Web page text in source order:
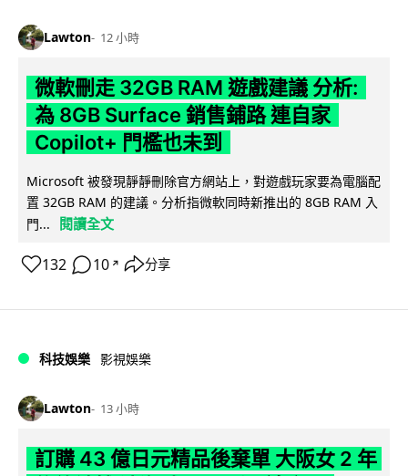
Lawton 12 小時
微軟刪走 32GB RAM 遊戲建議 分析:
為 8GB Surface 銷售鋪路 連自家
Copilot+ 門檻也未到
Microsoft 被發現靜靜刪除官方網站上，對遊戲玩家要為電腦配
置 32GB RAM 的建議。分析指微軟同時新推出的 8GB RAM 入
門...
閱讀全文
132 10 ↗ 分享
科技娛樂 影視娛樂
Lawton 13 小時
訂購 43 億日元精品後棄單 大阪女 2 年